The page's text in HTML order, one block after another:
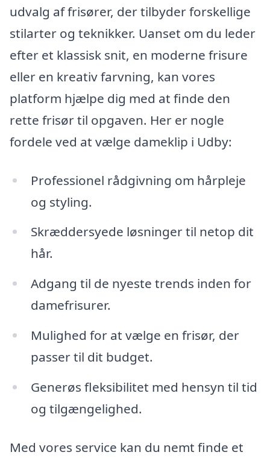
udvalg af frisører, der tilbyder forskellige
stilarter og teknikker. Uanset om du leder
efter et klassisk snit, en moderne frisure
eller en kreativ farvning, kan vores
platform hjælpe dig med at finde den
rette frisør til opgaven. Her er nogle
fordele ved at vælge dameklip i Udby:
Professionel rådgivning om hårpleje
og styling.
Skræddersyede løsninger til netop dit
hår.
Adgang til de nyeste trends inden for
damefrisurer.
Mulighed for at vælge en frisør, der
passer til dit budget.
Generøs fleksibilitet med hensyn til tid
og tilgængelighed.
Med vores service kan du nemt finde et